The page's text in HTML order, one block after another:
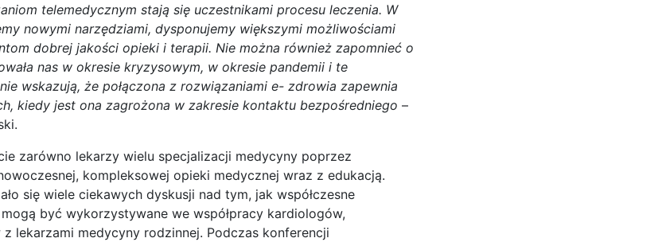
telemedycznym stają się uczestnikami procesu leczenia. W
nowymi narzędziami, dysponujemy większymi możliwościami
dobrej jakości opieki i terapii. Nie można również zapomnieć o
nas w okresie kryzysowym, w okresie pandemii i te
wskazują, że połączona z rozwiązaniami e- zdrowia zapewnia
kiedy jest ona zagrożona w zakresie kontaktu bezpośredniego –
zarówno lekarzy wielu specjalizacji medycyny poprzez
kompleksowej opieki medycznej wraz z edukacją.
się wiele ciekawych dyskusji nad tym, jak współczesne
być wykorzystywane we współpracy kardiologów,
lekarzami medycyny rodzinnej. Podczas konferencji